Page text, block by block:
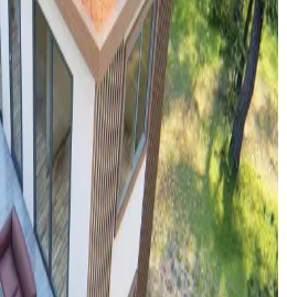
bitkilendirmeye, depolamadan
ve estetik düzenlemelerle alanınızı
Ayna Konumlandırma:
Dengeyi Sağlama Yöntemleri
mimari yapı, ışık,
dengelenmesini gerektirir. Ortaya
ve uygun boyutta olmasının önemini